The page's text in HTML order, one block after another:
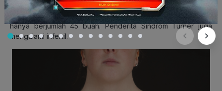
kromosom seks XX yang berjumlah 46 buah, tetapi pada
penderita Sindrom Turner, kromosomnya menjadi XO dan
hanya berjumlah 45 buah. Penderita Sindrom Turner juga
mengalami infertil.